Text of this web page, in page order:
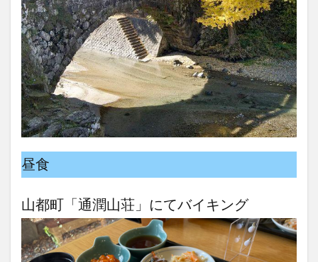
昼食
山都町「通潤山荘」にてバイキング